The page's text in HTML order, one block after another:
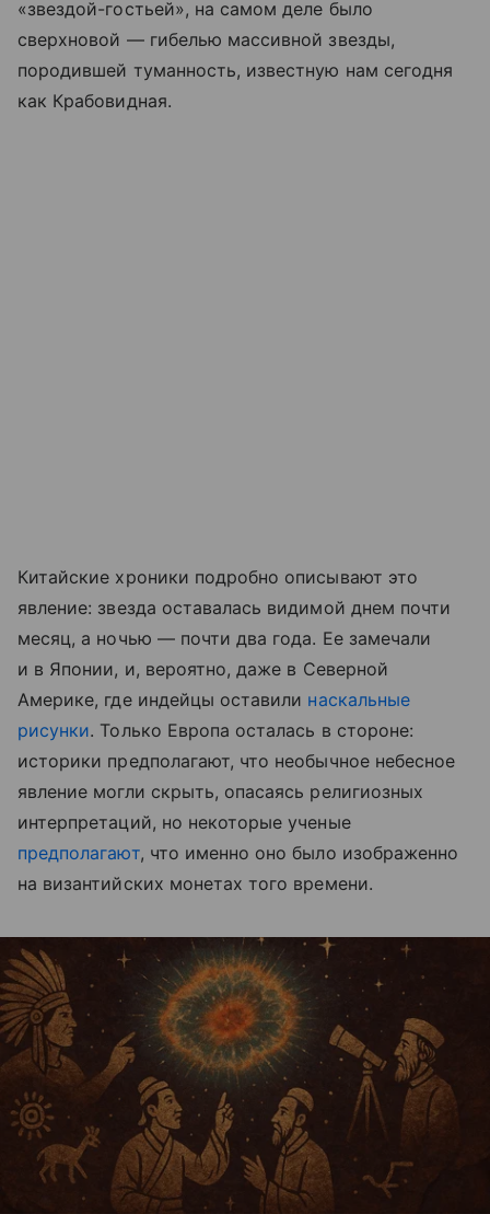
«звездой-гостьей», на самом деле было
сверхновой — гибелью массивной звезды,
породившей туманность, известную нам сегодня
как Крабовидная.
Китайские хроники подробно описывают это
явление: звезда оставалась видимой днем почти
месяц, а ночью — почти два года. Ее замечали
и в Японии, и, вероятно, даже в Северной
Америке, где индейцы оставили наскальные
рисунки. Только Европа осталась в стороне:
историки предполагают, что необычное небесное
явление могли скрыть, опасаясь религиозных
интерпретаций, но некоторые ученые
предполагают, что именно оно было изображенно
на византийских монетах того времени.